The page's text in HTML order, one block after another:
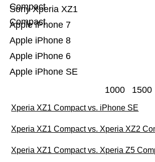
Apple iPhone SE
Apple iPhone 6
Apple iPhone 8
Apple iPhone 7
Sony Xperia XZ1
Compact
Compact
1000 1500
Xperia XZ1 Compact vs. iPhone SE
Xperia XZ1 Compact vs. Xperia XZ2
Xperia XZ1 Compact vs. Xperia Z5